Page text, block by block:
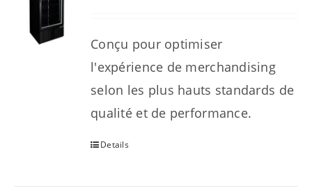
Conçu pour optimiser
l'expérience de merchandising
selon les plus hauts standards de
qualité et de performance.
Details